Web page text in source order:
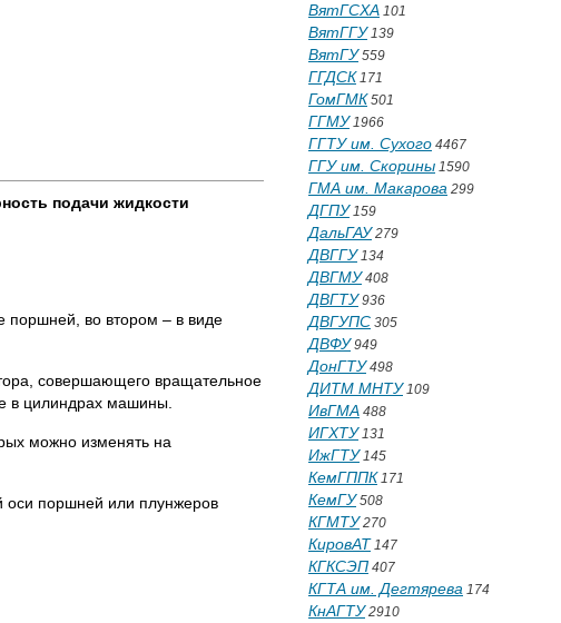
подачи жидкости
поршней, во втором – в виде
совершающего вращательное
в цилиндрах машины.
можно изменять на
оси поршней или плунжеров
ВятГСХА 101
ВятГГУ139
ВятГУ559
ГГДСК 171
ГомГМК 501
ГГМУ1966
ГГТУ им. Сухого 4467
ГГУ им. Скорины 1590
ГМА им. Макарова 299
ДГПУ159
ДальГАУ279
ДВГГУ134
ДВГМУ408
ДВГТУ936
ДВГУПС 305
ДВФУ949
ДонГТУ498
ДИТМ МНТУ109
ИвГМА 488
ИГХТУ131
ИжГТУ145
КемГППК 171
КемГУ508
КГМТУ270
КировАТ 147
КГКСЭП 407
КГТА им. Дегтярева 174
КнАГТУ2910